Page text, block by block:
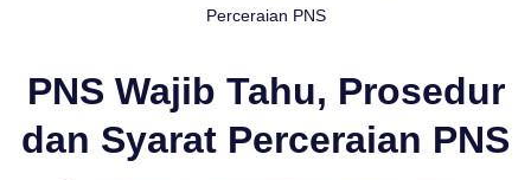
Perceraian PNS
PNS Wajib Tahu, Prosedur
dan Syarat Perceraian PNS